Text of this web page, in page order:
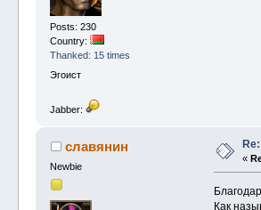
Posts: 230
Country:
Thanked: 15 times
Эгоист
Jabber:
славянин
Newbie
«
Как